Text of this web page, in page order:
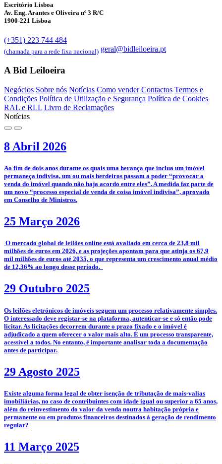
Escritório Lisboa
Av. Eng. Arantes e Oliveira nº 3 R/C
1900-221 Lisboa
(+351) 223 744 484
(chamada para a rede fixa nacional) geral@bidleiloeira.pt
A Bid Leiloeira
Negócios Sobre nós Notícias Como vender Contactos Termos e
Condições Política de Utilização e Segurança Política de Cookies
RAL e RLL Livro de Reclamações
Notícias
8 Abril 2026
­Ao fim de dois anos durante os quais uma herança que inclua um imóvel
permaneça indivisa, um ou mais herdeiros passam a poder “provocar a
venda do imóvel quando não haja acordo entre eles”. A medida faz parte de
um novo “processo especial de venda de coisa imóvel indivisa”, aprovado
em Conselho de Ministros.
25 Março 2026
­­ O mercado global de leilões online está avaliado em cerca de 23,8 mil
milhões de euros em 2026, e as projeções apontam para que atinja os 67,9
mil milhões de euros até 2035, o que representa um crescimento anual médio
de 12,36% ao longo desse período.
29 Outubro 2025
­­Os leilões eletrónicos de imóveis seguem um processo relativamente simples.
O interessado deve registar-se na plataforma, autenticar-se e só então pode
licitar. As licitações decorrem durante o prazo fixado e o imóvel é
adjudicado a quem oferecer o valor mais alto. É um processo transparente,
acessível a todos. No entanto, é importante analisar toda a documentação
antes de participar.
29 Agosto 2025
­Existe alguma forma legal de obter isenção de tributação de mais-valias
imobiliárias, no caso de contribuintes com idade igual ou superior a 65 anos,
além do reinvestimento do valor da venda noutra habitação própria e
permanente ou em produtos financeiros destinados à geração de rendimento
regular?
11 Março 2025